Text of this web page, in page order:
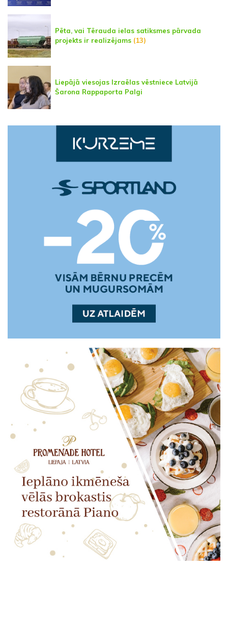
Pēta, vai Tērauda ielas satiksmes pārvada
projekts ir realizējams (13)
Liepājā viesojas Izraēlas vēstniece Latvijā
Šarona Rappaporta Palgi